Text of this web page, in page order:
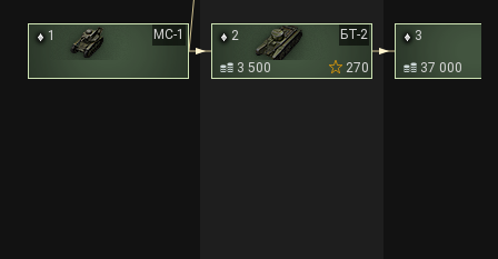
1 МС-1 2 БТ-2
3 500 270
3
37 000